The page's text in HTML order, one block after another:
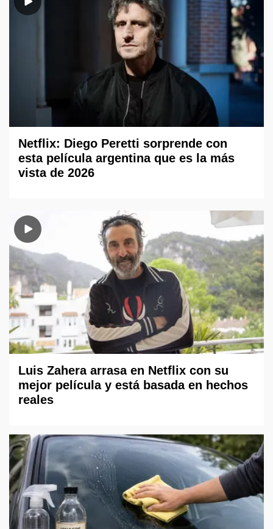
Netflix: Diego Peretti sorprende con
esta película argentina que es la más
vista de 2026
Luis Zahera arrasa en Netflix con su
mejor película y está basada en hechos
reales